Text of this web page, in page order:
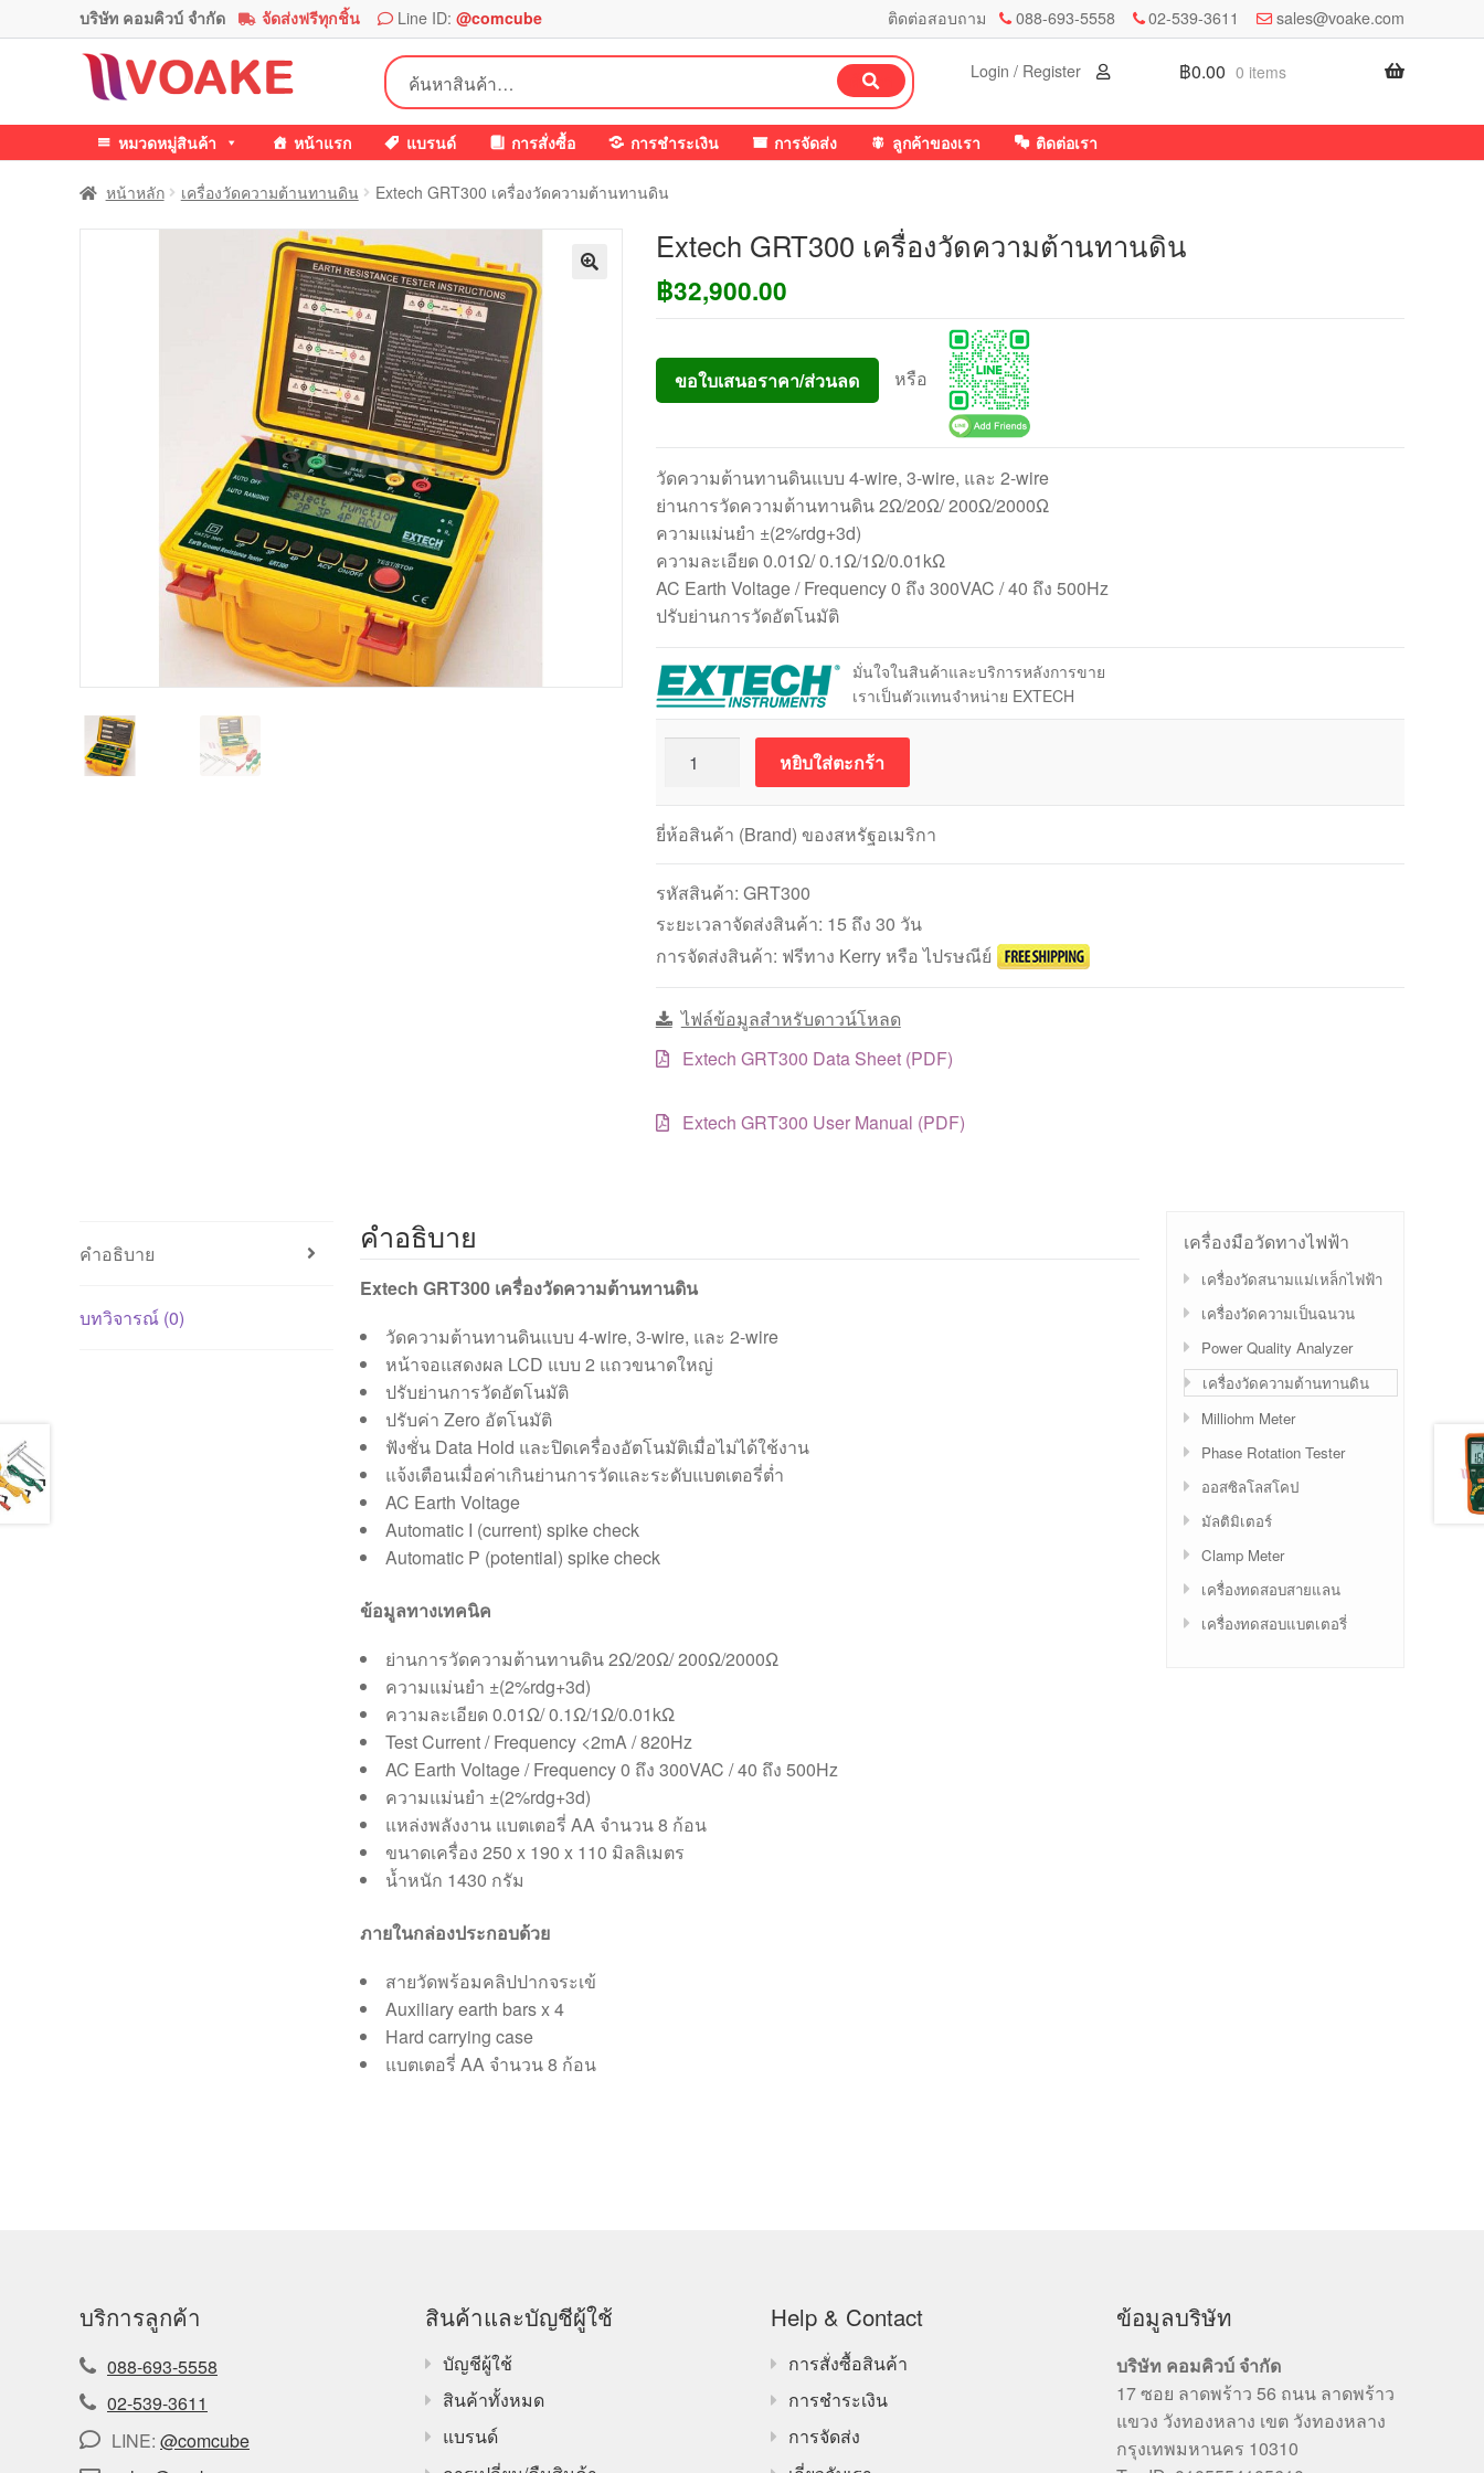
บริษัท คอมคิวบ์ จำกัด จัดส่งฟรีทุกชิ้น Line ID: @comcube ติดต่อสอบถาม 088-693-5558 02-539-3611 sales@voake.com
Skip
to
Skip
to
ค้นหา:
ค้นหา ฿0.00 0 items
Login / Register
หมวดหมู่สินค้า หน้าแรก แบรนด์ การสั่งซื้อ การชำระเงิน การจัดส่ง ลูกค้าของเรา ติดต่อเรา
หน้าหลัก เครื่องวัดความต้านทานดิน Extech GRT300 เครื่องวัดความต้านทานดิน
Extech GRT300 เครื่องวัดความต้านทานดิน
฿32,900.00
ขอใบเสนอราคา/ส่วนลด หรือ
วัดความต้านทานดินแบบ 4-wire, 3-wire, และ 2-wire
ย่านการวัดความต้านทานดิน 2Ω/20Ω/ 200Ω/2000Ω
ความแม่นยำ ±(2%rdg+3d)
ความละเอียด 0.01Ω/ 0.1Ω/1Ω/0.01kΩ
AC Earth Voltage / Frequency 0 ถึง 300VAC / 40 ถึง 500Hz
ปรับย่านการวัดอัตโนมัติ
มั่นใจในสินค้าและบริการหลังการขาย
เราเป็นตัวแทนจำหน่าย EXTECH
Extech
GRT300
เครื่อง
วัด
ความ
ต้านทาน
ชิ้น
หยิบใส่ตะกร้า
ยี่ห้อสินค้า (Brand) ของสหรัฐอเมริกา
รหัสสินค้า: GRT300
ระยะเวลาจัดส่งสินค้า: 15 ถึง 30 วัน
การจัดส่งสินค้า: ฟรีทาง Kerry หรือ ไปรษณีย์
ไฟล์ข้อมูลสำหรับดาวน์โหลด
Extech GRT300 Data Sheet (PDF)
Extech GRT300 User Manual (PDF)
คำอธิบาย
บทวิจารณ์ (0)
คำอธิบาย
Extech GRT300 เครื่องวัดความต้านทานดิน
วัดความต้านทานดินแบบ 4-wire, 3-wire, และ 2-wire
หน้าจอแสดงผล LCD แบบ 2 แถวขนาดใหญ่
ปรับย่านการวัดอัตโนมัติ
ปรับค่า Zero อัตโนมัติ
ฟังชั่น Data Hold และปิดเครื่องอัตโนมัติเมื่อไม่ได้ใช้งาน
แจ้งเตือนเมื่อค่าเกินย่านการวัดและระดับแบตเตอรี่ต่ำ
AC Earth Voltage
Automatic I (current) spike check
Automatic P (potential) spike check
ข้อมูลทางเทคนิค
ย่านการวัดความต้านทานดิน 2Ω/20Ω/ 200Ω/2000Ω
ความแม่นยำ ±(2%rdg+3d)
ความละเอียด 0.01Ω/ 0.1Ω/1Ω/0.01kΩ
Test Current / Frequency <2mA / 820Hz
AC Earth Voltage / Frequency 0 ถึง 300VAC / 40 ถึง 500Hz
ความแม่นยำ ±(2%rdg+3d)
แหล่งพลังงาน แบตเตอรี่ AA จำนวน 8 ก้อน
ขนาดเครื่อง 250 x 190 x 110 มิลลิเมตร
น้ำหนัก 1430 กรัม
ภายในกล่องประกอบด้วย
สายวัดพร้อมคลิปปากจระเข้
Auxiliary earth bars x 4
Hard carrying case
แบตเตอรี่ AA จำนวน 8 ก้อน
เครื่องมือวัดทางไฟฟ้า
เครื่องวัดสนามแม่เหล็กไฟฟ้า
เครื่องวัดความเป็นฉนวน
Power Quality Analyzer
เครื่องวัดความต้านทานดิน
Milliohm Meter
Phase Rotation Tester
ออสซิลโลสโคป
มัลติมิเตอร์
Clamp Meter
เครื่องทดสอบสายแลน
เครื่องทดสอบแบตเตอรี่
บริการลูกค้า
088-693-5558
02-539-3611
LINE: @comcube
สินค้าและบัญชีผู้ใช้
บัญชีผู้ใช้
สินค้าทั้งหมด
แบรนด์
Help & Contact
การสั่งซื้อสินค้า
การชำระเงิน
การจัดส่ง
ข้อมูลบริษัท
บริษัท คอมคิวบ์ จำกัด
17 ซอย ลาดพร้าว 56 ถนน ลาดพร้าว
แขวง วังทองหลาง เขต วังทองหลาง
กรุงเทพมหานคร 10310